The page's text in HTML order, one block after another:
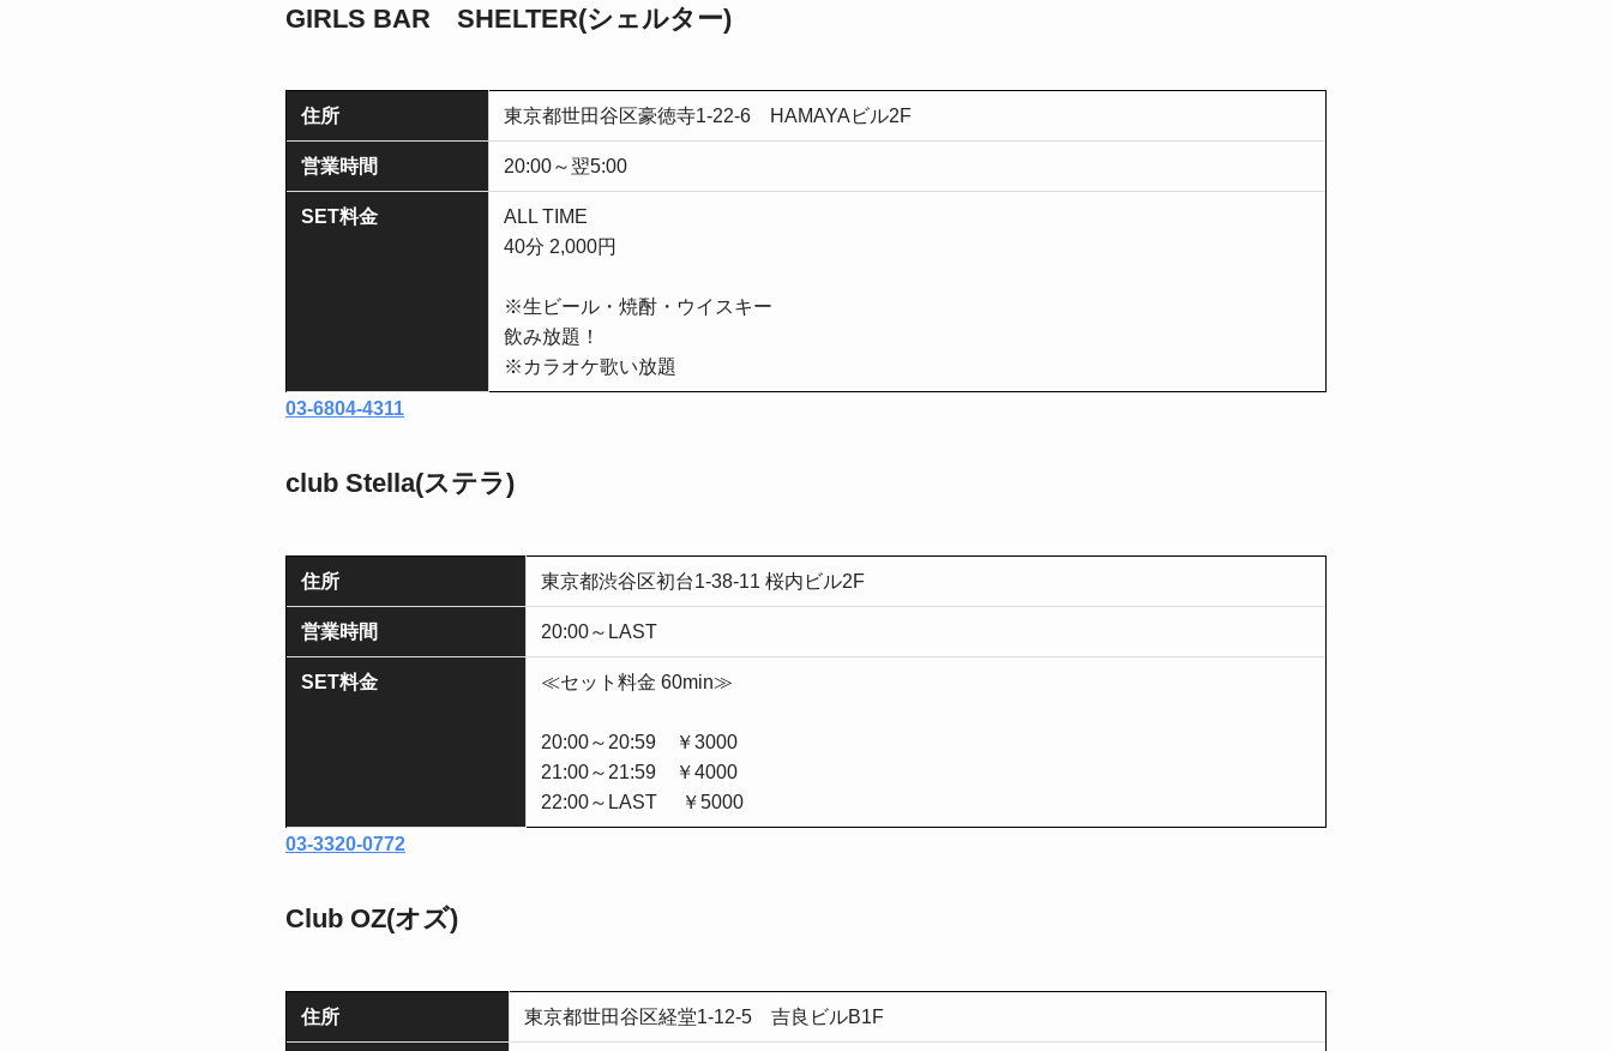
GIRLS BAR SHELTER(シェルター)
住所 東京都世田谷区豪徳寺1-22-6 HAMAYAビル2F
営業時間 20:00～翌5:00
SET料金
ALL TIME
40分 2,000円
※生ビール・焼酎・ウイスキー
飲み放題！
※カラオケ歌い放題
03-6804-4311
club Stella(ステラ)
住所 東京都渋谷区初台1-38-11 桜内ビル2F
営業時間 20:00～LAST
SET料金 ≪セット料金 60min≫
20:00～20:59 ￥3000
21:00～21:59 ￥4000
22:00～LAST ￥5000
03-3320-0772
Club OZ(オズ)
住所 東京都世田谷区経堂1-12-5 吉良ビルB1F